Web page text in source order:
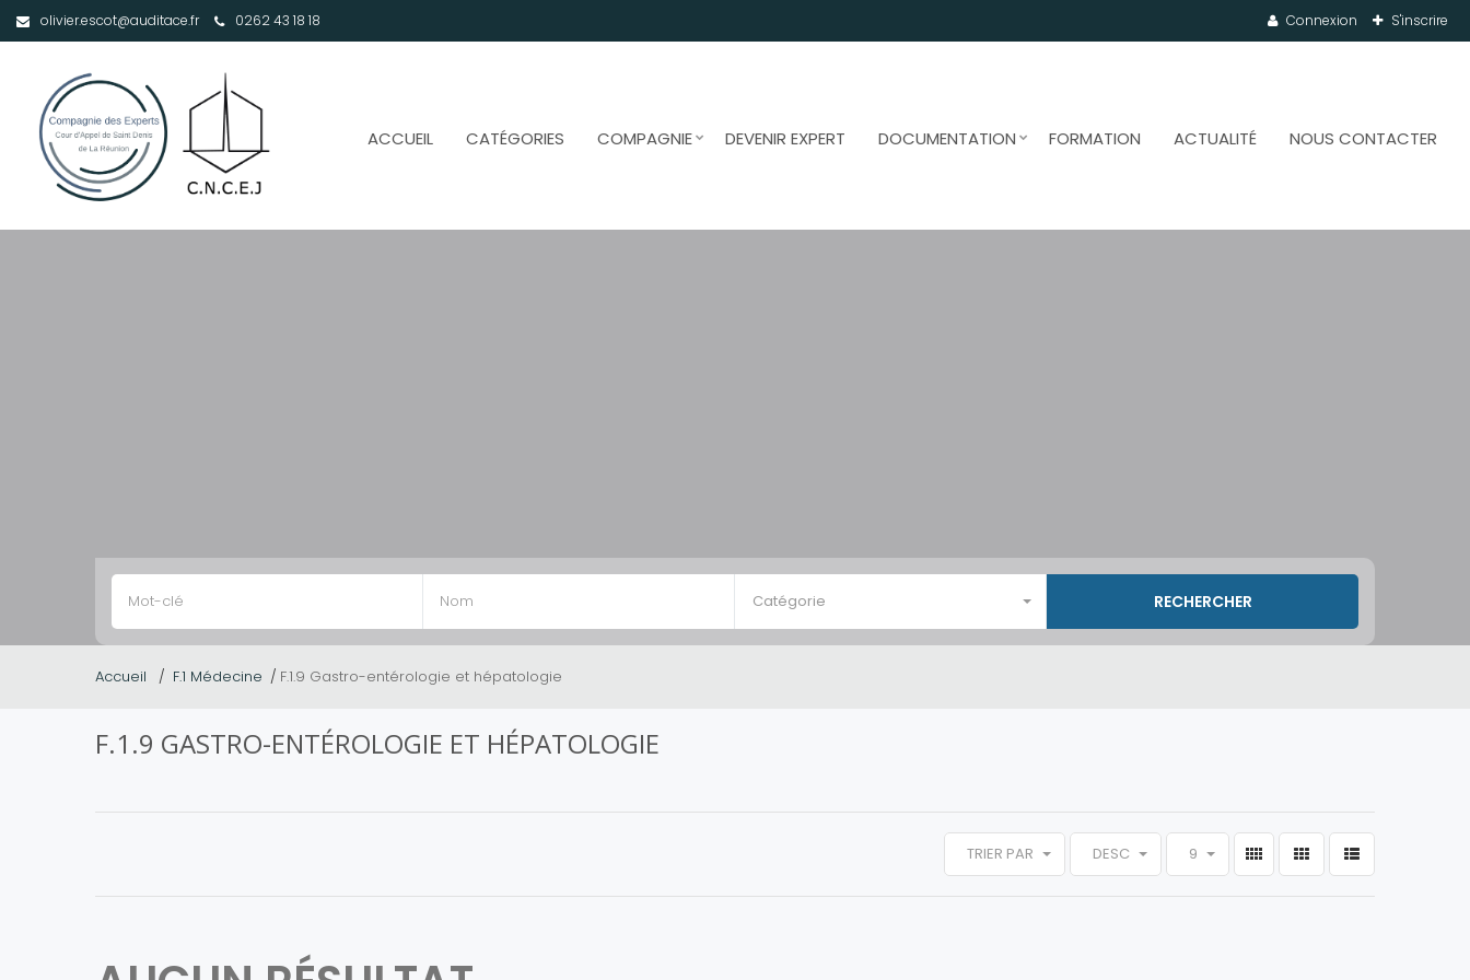
olivier.escot@auditace.fr 0262 43 18 18 Connexion S'inscrire
ACCUEIL CATÉGORIES COMPAGNIE DEVENIR EXPERT DOCUMENTATION FORMATION ACTUALITÉ NOUS CONTACTER
Catégorie
Accueil F.1 Médecine F.1.9 Gastro-entérologie et hépatologie
F.1.9 GASTRO-ENTÉROLOGIE ET HÉPATOLOGIE
TRIER PAR DESC 9